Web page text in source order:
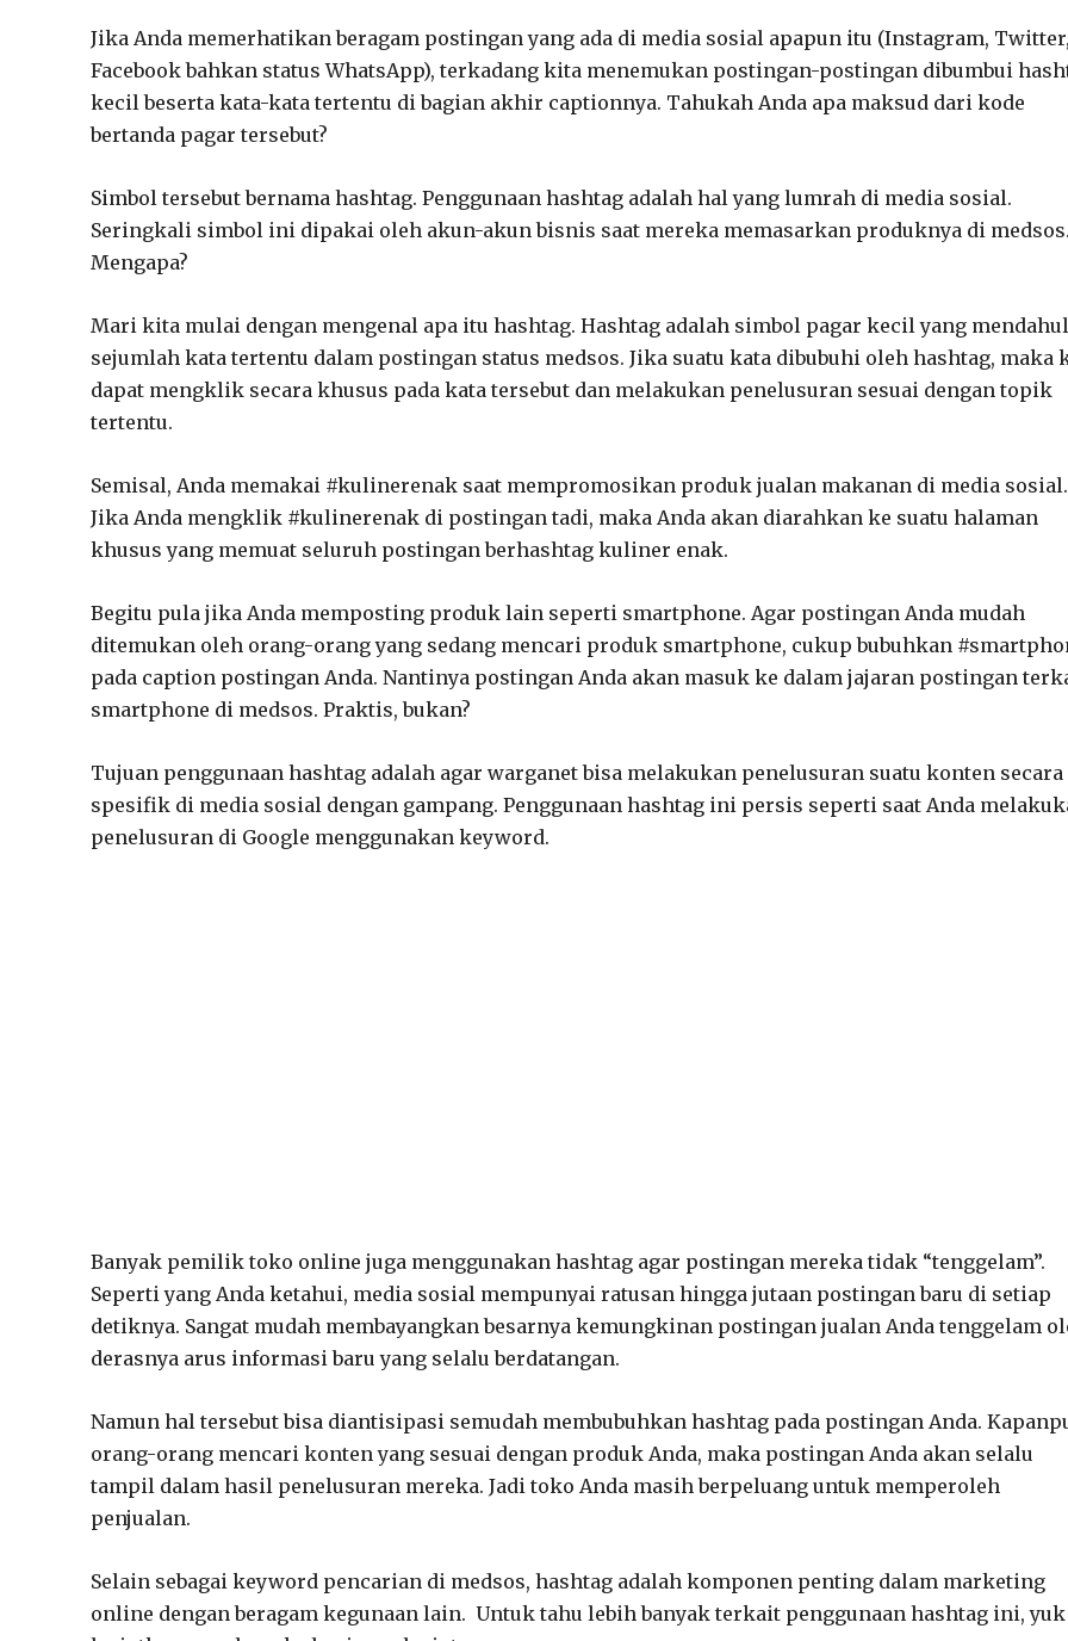
Jika Anda memerhatikan beragam postingan yang ada di media sosial apapun itu (Instagram,
Facebook bahkan status WhatsApp), terkadang kita menemukan postingan-postingan dibumbui
kecil beserta kata-kata tertentu di bagian akhir captionnya. Tahukah Anda apa maksud dari kode
bertanda pagar tersebut?
Simbol tersebut bernama hashtag. Penggunaan hashtag adalah hal yang lumrah di media sosial.
Seringkali simbol ini dipakai oleh akun-akun bisnis saat mereka memasarkan produknya di
Mengapa?
Mari kita mulai dengan mengenal apa itu hashtag. Hashtag adalah simbol pagar kecil yang
sejumlah kata tertentu dalam postingan status medsos. Jika suatu kata dibubuhi oleh hashtag, maka
dapat mengklik secara khusus pada kata tersebut dan melakukan penelusuran sesuai dengan topik
tertentu.
Semisal, Anda memakai #kulinerenak saat mempromosikan produk jualan makanan di media sosial.
Jika Anda mengklik #kulinerenak di postingan tadi, maka Anda akan diarahkan ke suatu halaman
khusus yang memuat seluruh postingan berhashtag kuliner enak.
Begitu pula jika Anda memposting produk lain seperti smartphone. Agar postingan Anda mudah
ditemukan oleh orang-orang yang sedang mencari produk smartphone, cukup bubuhkan
pada caption postingan Anda. Nantinya postingan Anda akan masuk ke dalam jajaran postingan
smartphone di medsos. Praktis, bukan?
Tujuan penggunaan hashtag adalah agar warganet bisa melakukan penelusuran suatu konten secara
spesifik di media sosial dengan gampang. Penggunaan hashtag ini persis seperti saat Anda
penelusuran di Google menggunakan keyword.
Banyak pemilik toko online juga menggunakan hashtag agar postingan mereka tidak “tenggelam”.
Seperti yang Anda ketahui, media sosial mempunyai ratusan hingga jutaan postingan baru di setiap
detiknya. Sangat mudah membayangkan besarnya kemungkinan postingan jualan Anda tenggelam
derasnya arus informasi baru yang selalu berdatangan.
Namun hal tersebut bisa diantisipasi semudah membubuhkan hashtag pada postingan Anda.
orang-orang mencari konten yang sesuai dengan produk Anda, maka postingan Anda akan selalu
tampil dalam hasil penelusuran mereka. Jadi toko Anda masih berpeluang untuk memperoleh
penjualan.
Selain sebagai keyword pencarian di medsos, hashtag adalah komponen penting dalam marketing
online dengan beragam kegunaan lain. Untuk tahu lebih banyak terkait penggunaan hashtag ini, yuk